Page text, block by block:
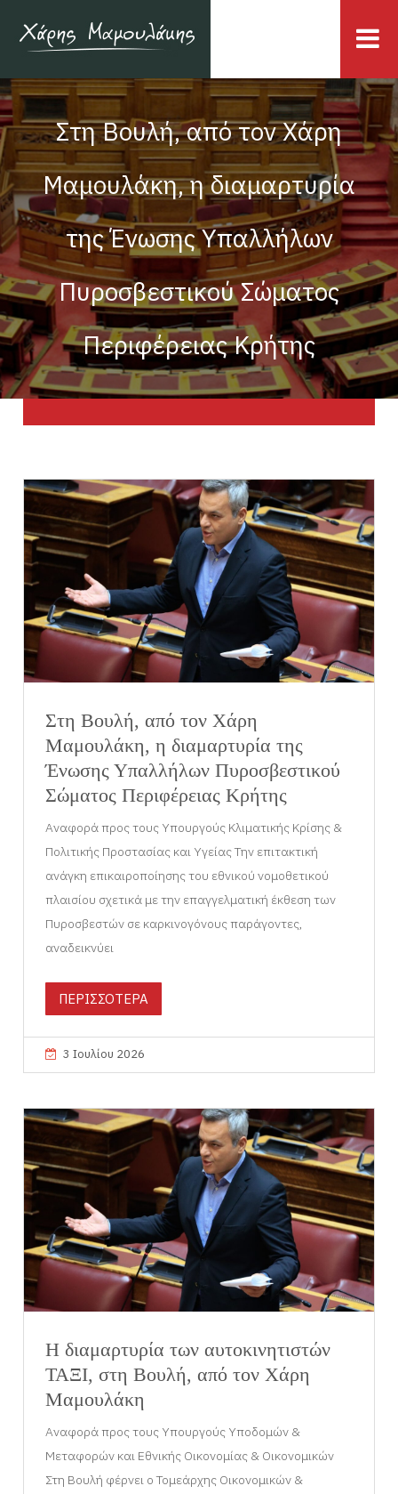
Στη Βουλή, από τον Χάρη
Μαμουλάκη, η διαμαρτυρία
της Ένωσης Υπαλλήλων
Πυροσβεστικού Σώματος
Περιφέρειας Κρήτης
Στη Βουλή, από τον Χάρη
Μαμουλάκη, η διαμαρτυρία της
Ένωσης Υπαλλήλων Πυροσβεστικού
Σώματος Περιφέρειας Κρήτης
Αναφορά προς τους Υπουργούς Κλιματικής Κρίσης &
Πολιτικής Προστασίας και Υγείας Την επιτακτική
ανάγκη επικαιροποίησης του εθνικού νομοθετικού
πλαισίου σχετικά με την επαγγελματική έκθεση των
Πυροσβεστών σε καρκινογόνους παράγοντες,
αναδεικνύει
ΠΕΡΙΣΣΟΤΕΡΑ
3 Ιουλίου 2026
Η διαμαρτυρία των αυτοκινητιστών
ΤΑΞΙ, στη Βουλή, από τον Χάρη
Μαμουλάκη
Αναφορά προς τους Υπουργούς Υποδομών &
Μεταφορών και Εθνικής Οικονομίας & Οικονομικών
Στη Βουλή φέρνει ο Τομεάρχης Οικονομικών &